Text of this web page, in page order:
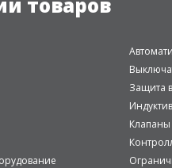
Защита
Клапаны